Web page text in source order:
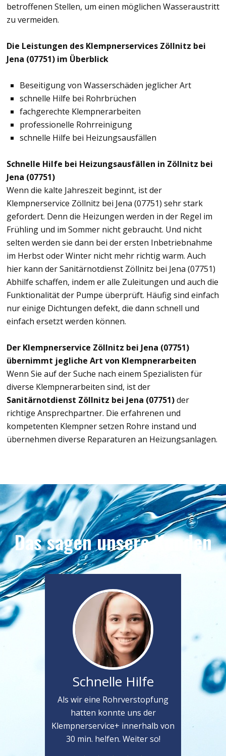
betroffenen Stellen, um einen möglichen Wasseraustritt
zu vermeiden.
Die Leistungen des Klempnerservices Zöllnitz bei
Jena (07751) im Überblick
Beseitigung von Wasserschäden jeglicher Art
schnelle Hilfe bei Rohrbrüchen
fachgerechte Klempnerarbeiten
professionelle Rohrreinigung
schnelle Hilfe bei Heizungsausfällen
Schnelle Hilfe bei Heizungsausfällen in Zöllnitz bei
Jena (07751)
Wenn die kalte Jahreszeit beginnt, ist der
Klempnerservice Zöllnitz bei Jena (07751) sehr stark
gefordert. Denn die Heizungen werden in der Regel im
Frühling und im Sommer nicht gebraucht. Und nicht
selten werden sie dann bei der ersten Inbetriebnahme
im Herbst oder Winter nicht mehr richtig warm. Auch
hier kann der Sanitärnotdienst Zöllnitz bei Jena (07751)
Abhilfe schaffen, indem er alle Zuleitungen und auch die
Funktionalität der Pumpe überprüft. Häufig sind einfach
nur einige Dichtungen defekt, die dann schnell und
einfach ersetzt werden können.
Der Klempnerservice Zöllnitz bei Jena (07751)
übernimmt jegliche Art von Klempnerarbeiten
Wenn Sie auf der Suche nach einem Spezialisten für
diverse Klempnerarbeiten sind, ist der
Sanitärnotdienst Zöllnitz bei Jena (07751)der
richtige Ansprechpartner. Die erfahrenen und
kompetenten Klempner setzen Rohre instand und
übernehmen diverse Reparaturen an Heizungsanlagen.
Das sagen unsere Kunden
Schnelle Hilfe
Als wir eine Rohrverstopfung
hatten konnte uns der
Klempnerservice+ innerhalb von
30 min. helfen. Weiter so!